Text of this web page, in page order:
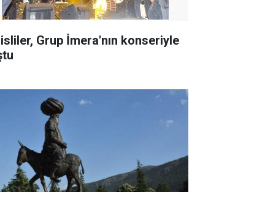
Grup İmera'nın konseriyle